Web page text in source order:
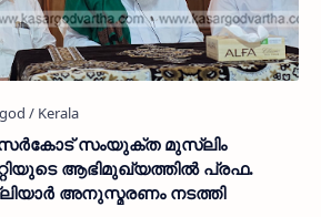
സംയുക്ത മുസ്ലിം
ആഭിമുഖ്യത്തിൽ പ്രഫ.
അനുസ്മരണം നടത്തി